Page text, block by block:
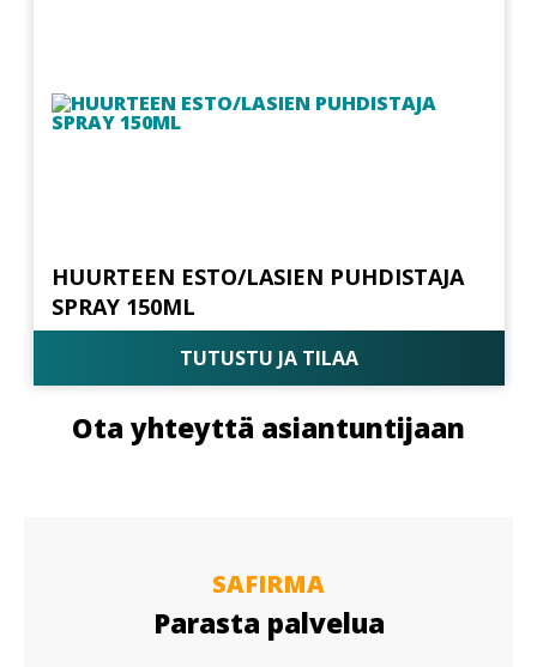
HUURTEEN ESTO/LASIEN PUHDISTAJA
SPRAY 150ML
TUTUSTU JA TILAA
Ota yhteyttä asiantuntijaan
SAFIRMA
Parasta palvelua